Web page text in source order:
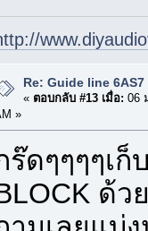
Re: Guide line
« ตอบกลับ #13 เมื่อ: 06
»
ร๊ดๆๆๆๆเ
ด้ว